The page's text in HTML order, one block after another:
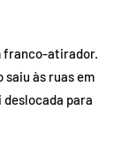
franco-atirador.
saiu às ruas em
deslocada para